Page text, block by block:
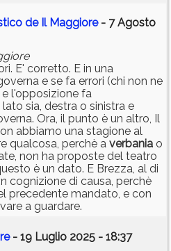
de Il Maggiore- 7 Agosto
E' corretto. E in una
e se fa errori (chi non ne
l'opposizione fa
sia, destra o sinistra e
Ora, il punto è un altro, Il
abbiamo una stagione al
qualcosa, perchè a verbania o
non ha proposte del teatro
è un dato. E Brezza, al di
cognizione di causa, perchè
precedente mandato, e con
a guardare.
- 19 Luglio 2025 - 18:37